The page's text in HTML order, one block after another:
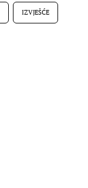
IZVJEŠĆE